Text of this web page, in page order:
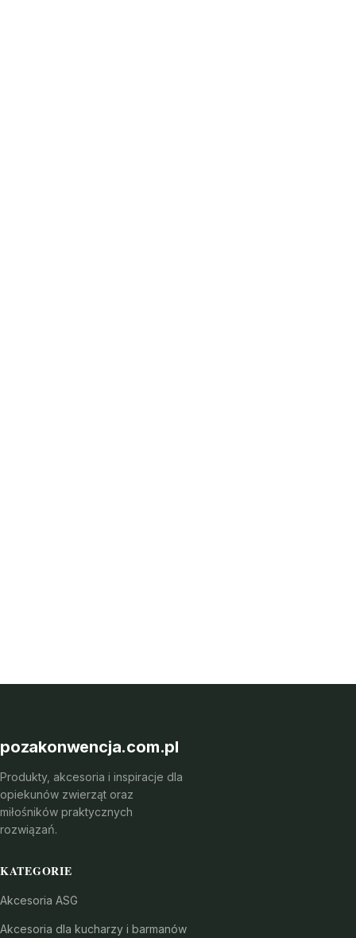
pozakonwencja.com.pl
Produkty, akcesoria i inspiracje dla
opiekunów zwierząt oraz
miłośników praktycznych
rozwiązań.
KATEGORIE
Akcesoria ASG
Akcesoria dla kucharzy i barmanów